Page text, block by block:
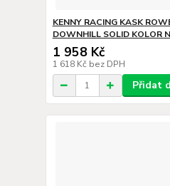
KENNY RACING KASK
DOWNHILL SOLID KOLOR
1 958 Kč
1 618 Kč bez DPH
Přidat